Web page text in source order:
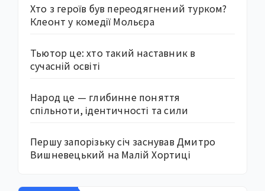
Хто з героїв був переодягнений турком?
Клеонт у комедії Мольєра
Тьютор це: хто такий наставник в
сучасній освіті
Народ це — глибинне поняття
спільноти, ідентичності та сили
Першу запорізьку січ заснував Дмитро
Вишневецький на Малій Хортиці